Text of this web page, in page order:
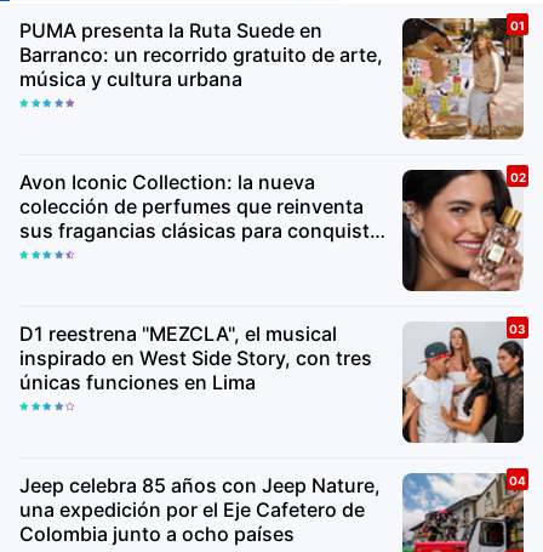
PUMA presenta la Ruta Suede en
Barranco: un recorrido gratuito de arte,
música y cultura urbana
Avon Iconic Collection: la nueva
colección de perfumes que reinventa
sus fragancias clásicas para conquistar
nuevas generaciones
D1 reestrena "MEZCLA", el musical
inspirado en West Side Story, con tres
únicas funciones en Lima
Jeep celebra 85 años con Jeep Nature,
una expedición por el Eje Cafetero de
Colombia junto a ocho países